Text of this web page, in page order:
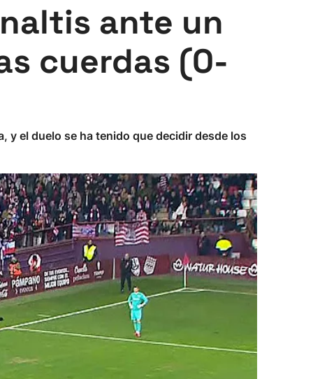
ante un
cuerdas (0-
y el duelo se ha tenido que decidir desde los